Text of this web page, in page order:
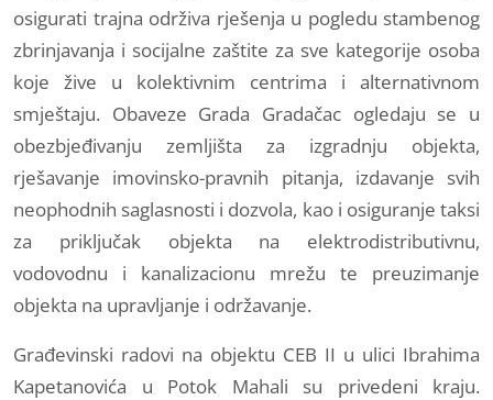
osigurati trajna održiva rješenja u pogledu stambenog
zbrinjavanja i socijalne zaštite za sve kategorije osoba
koje žive u kolektivnim centrima i alternativnom
smještaju. Obaveze Grada Gradačac ogledaju se u
obezbjeđivanju zemljišta za izgradnju objekta,
rješavanje imovinsko-pravnih pitanja, izdavanje svih
neophodnih saglasnosti i dozvola, kao i osiguranje taksi
za priključak objekta na elektrodistributivnu,
vodovodnu i kanalizacionu mrežu te preuzimanje
objekta na upravljanje i održavanje.
Građevinski radovi na objektu CEB II u ulici Ibrahima
Kapetanovića u Potok Mahali su privedeni kraju.